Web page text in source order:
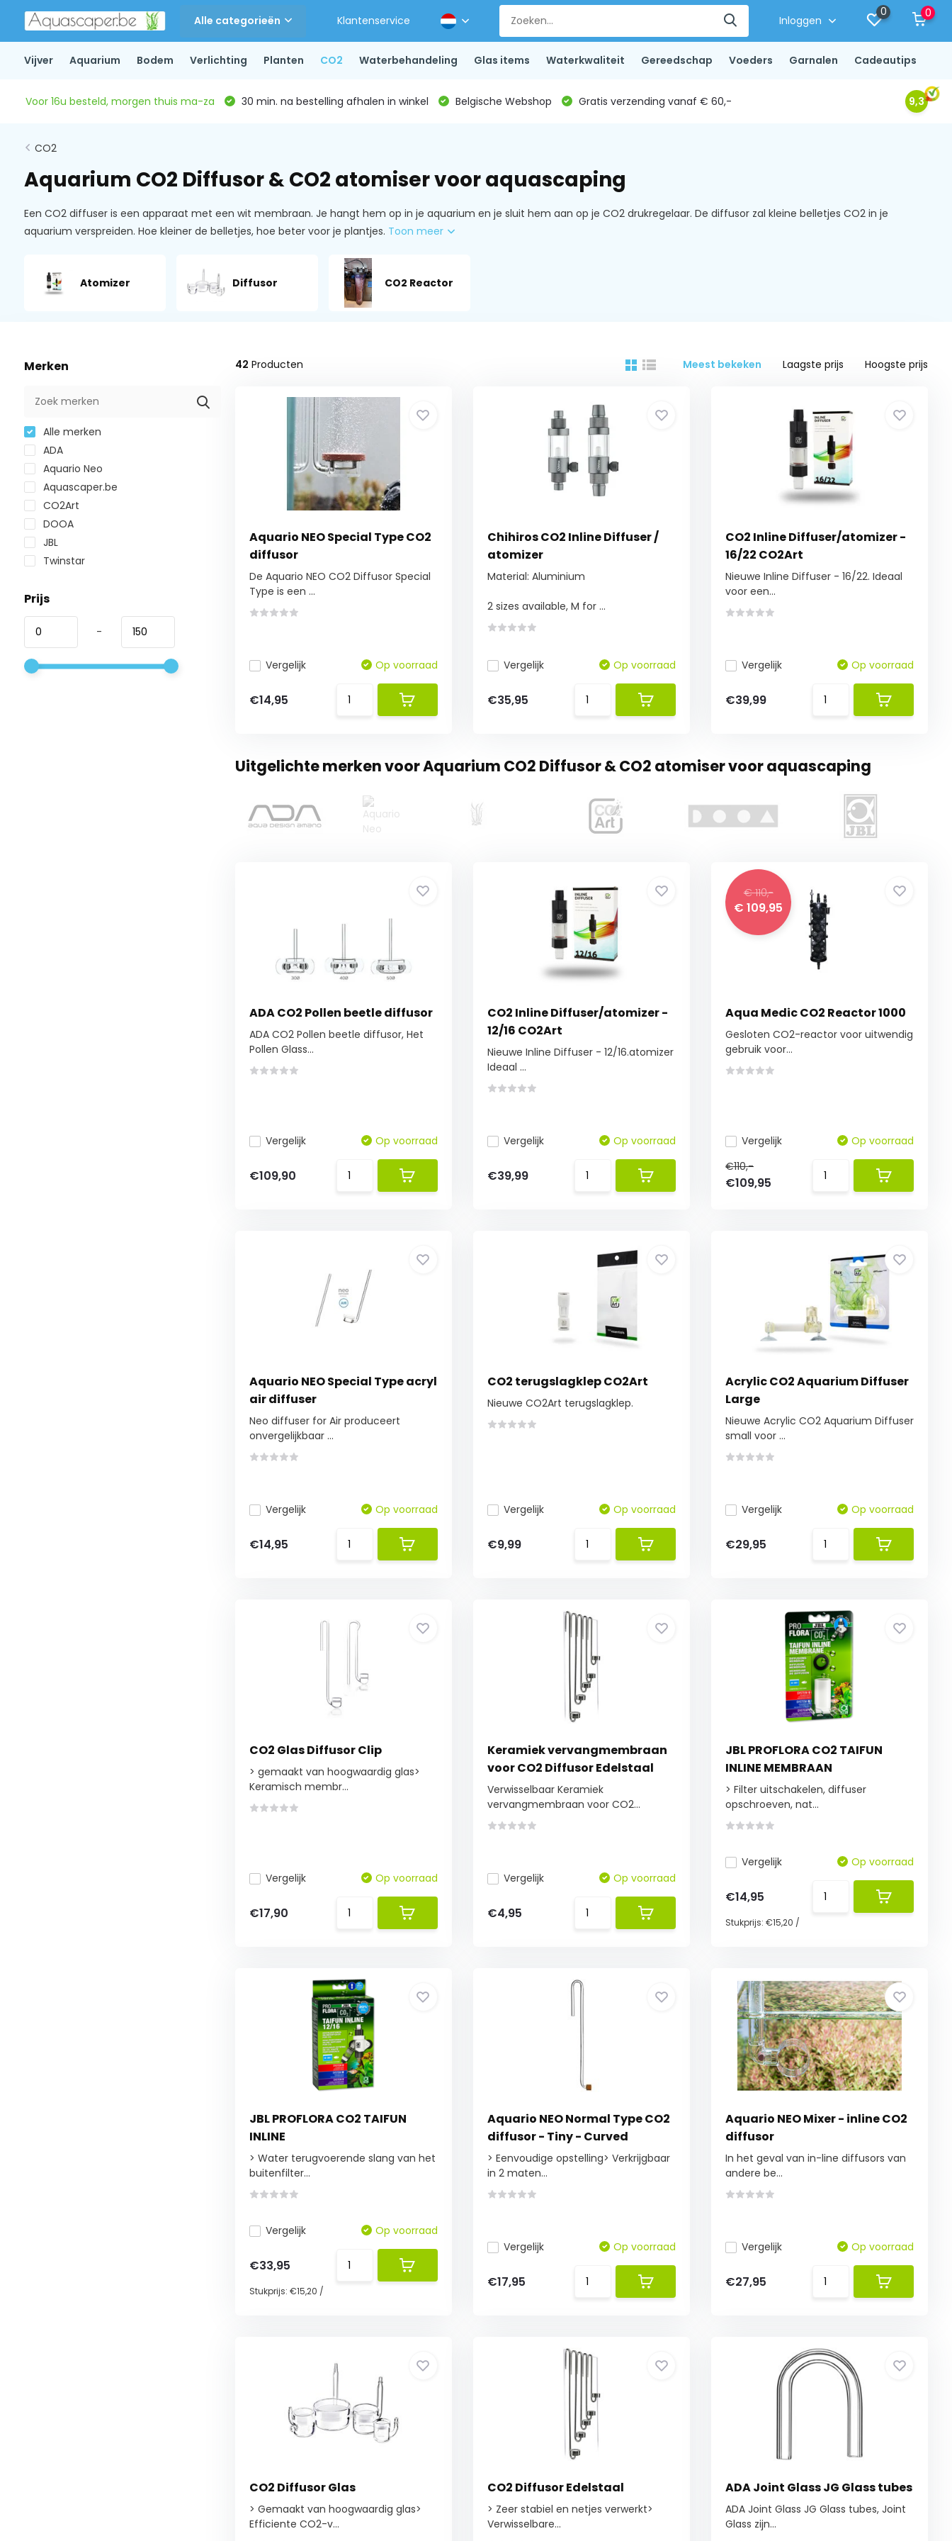
Alle categorieën Klantenservice Inloggen
0 0
Vijver Aquarium Bodem Verlichting Planten CO2 Waterbehandeling Glas items Waterkwaliteit Gereedschap Voeders Garnalen Cadeautips
Voor 16u besteld, morgen thuis ma-za 30 min. na bestelling afhalen in winkel Belgische Webshop Gratis verzending vanaf € 60,- 9,3
CO2
Aquarium CO2 Diffusor & CO2 atomiser voor aquascaping
Een CO2 diffuser is een apparaat met een wit membraan. Je hangt hem op in je aquarium en je sluit hem aan op je CO2 drukregelaar. De diffusor zal kleine belletjes CO2 in je
aquarium verspreiden. Hoe kleiner de belletjes, hoe beter voor je plantjes. Toon meer
Atomizer Diffusor CO2 Reactor
Merken
Alle merken
ADA
Aquario Neo
Aquascaper.be
CO2Art
DOOA
JBL
Twinstar
Prijs
-
42 Producten Meest bekeken Laagste prijs Hoogste prijs
Aquario NEO Special Type CO2
diffusor
De Aquario NEO CO2 Diffusor Special
Type is een ...
Vergelijk Op voorraad
€14,95
Chihiros CO2 Inline Diffuser /
atomizer
Material: Aluminium
2 sizes available, M for ...
Vergelijk Op voorraad
€35,95
CO2 Inline Diffuser/atomizer -
16/22 CO2Art
Nieuwe Inline Diffuser - 16/22. Ideaal
voor een...
Vergelijk Op voorraad
€39,99
Uitgelichte merken voor Aquarium CO2 Diffusor & CO2 atomiser voor aquascaping
ADA CO2 Pollen beetle diffusor
ADA CO2 Pollen beetle diffusor, Het
Pollen Glass...
Vergelijk Op voorraad
€109,90
CO2 Inline Diffuser/atomizer -
12/16 CO2Art
Nieuwe Inline Diffuser - 12/16.atomizer
Ideaal ...
Vergelijk Op voorraad
€39,99
€ 110,-
€ 109,95
Aqua Medic CO2 Reactor 1000
Gesloten CO2-reactor voor uitwendig
gebruik voor...
Vergelijk
Op voorraad
€110,-
€109,95
Aquario NEO Special Type acryl
air diffuser
Neo diffuser for Air produceert
onvergelijkbaar ...
Vergelijk Op voorraad
€14,95
CO2 terugslagklep CO2Art
Nieuwe CO2Art terugslagklep.
Vergelijk Op voorraad
€9,99
Acrylic CO2 Aquarium Diffuser
Large
Nieuwe Acrylic CO2 Aquarium Diffuser
small voor ...
Vergelijk Op voorraad
€29,95
CO2 Glas Diffusor Clip
> gemaakt van hoogwaardig glas>
Keramisch membr...
Vergelijk Op voorraad
€17,90
Keramiek vervangmembraan
voor CO2 Diffusor Edelstaal
Verwisselbaar Keramiek
vervangmembraan voor CO2...
Vergelijk Op voorraad
€4,95
JBL PROFLORA CO2 TAIFUN
INLINE MEMBRAAN
> Filter uitschakelen, diffuser
opschroeven, nat...
Vergelijk Op voorraad
€14,95
Stukprijs:€15,20 /
JBL PROFLORA CO2 TAIFUN
INLINE
> Water terugvoerende slang van het
buitenfilter...
Vergelijk Op voorraad
€33,95
Stukprijs: €15,20 /
Aquario NEO Normal Type CO2
diffusor - Tiny - Curved
> Eenvoudige opstelling> Verkrijgbaar
in 2 maten...
Vergelijk Op voorraad
€17,95
Aquario NEO Mixer - inline CO2
diffusor
In het geval van in-line diffusors van
andere be...
Vergelijk Op voorraad
€27,95
CO2 Diffusor Glas
> Gemaakt van hoogwaardig glas>
Efficiente CO2-v...
CO2 Diffusor Edelstaal
> Zeer stabiel en netjes verwerkt>
Verwisselbare...
ADA Joint Glass JG Glass tubes
ADA Joint Glass JG Glass tubes, Joint
Glass zijn...